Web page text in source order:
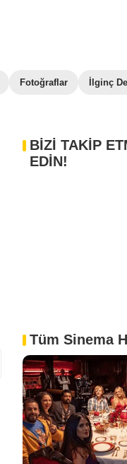
Fotoğraflar İlginç
BİZİ TAKİP
EDİN!
Tüm Sinema